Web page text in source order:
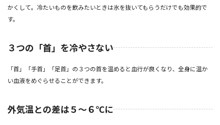
かくして。冷たいものを飲みたいときは氷を抜いてもらうだけでも効果的で
す。
３つの「首」を冷やさない
「首」「手首」「足首」の３つの首を温めると血行が良くなり、全身に温か
い血液をめぐらせることができます。
外気温との差は５～６℃に